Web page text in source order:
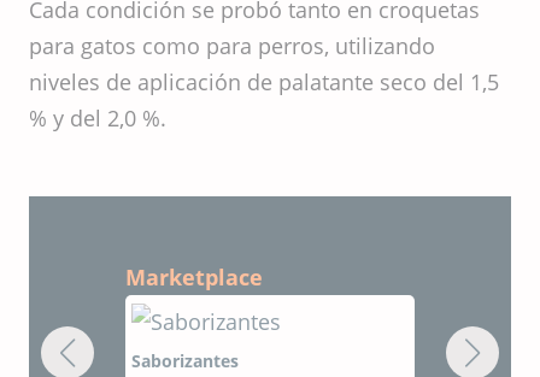
Cada condición se probó tanto en croquetas
para gatos como para perros, utilizando
niveles de aplicación de palatante seco del 1,5
% y del 2,0 %.
Marketplace
Saborizantes